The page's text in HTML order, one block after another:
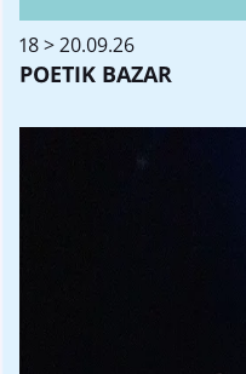
18 > 20.09.26
POETIK BAZAR